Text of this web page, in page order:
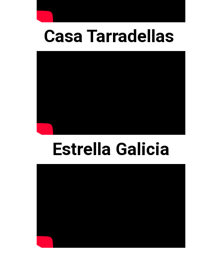
Casa Tarradellas
Estrella Galicia